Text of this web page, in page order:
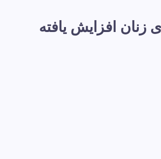
برای زنان افزایش یافته